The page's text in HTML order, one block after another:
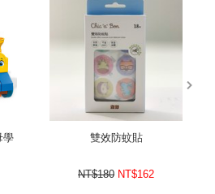
學
雙效防蚊貼
NT$180 NT$162